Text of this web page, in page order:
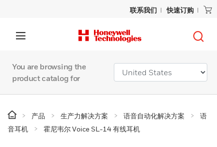
联系我们 快速订购
You are browsing the
product catalog for
产品 生产力解决方案 语音自动化解决方案
语
音耳机
霍尼韦尔 Voice SL-14 有线耳机